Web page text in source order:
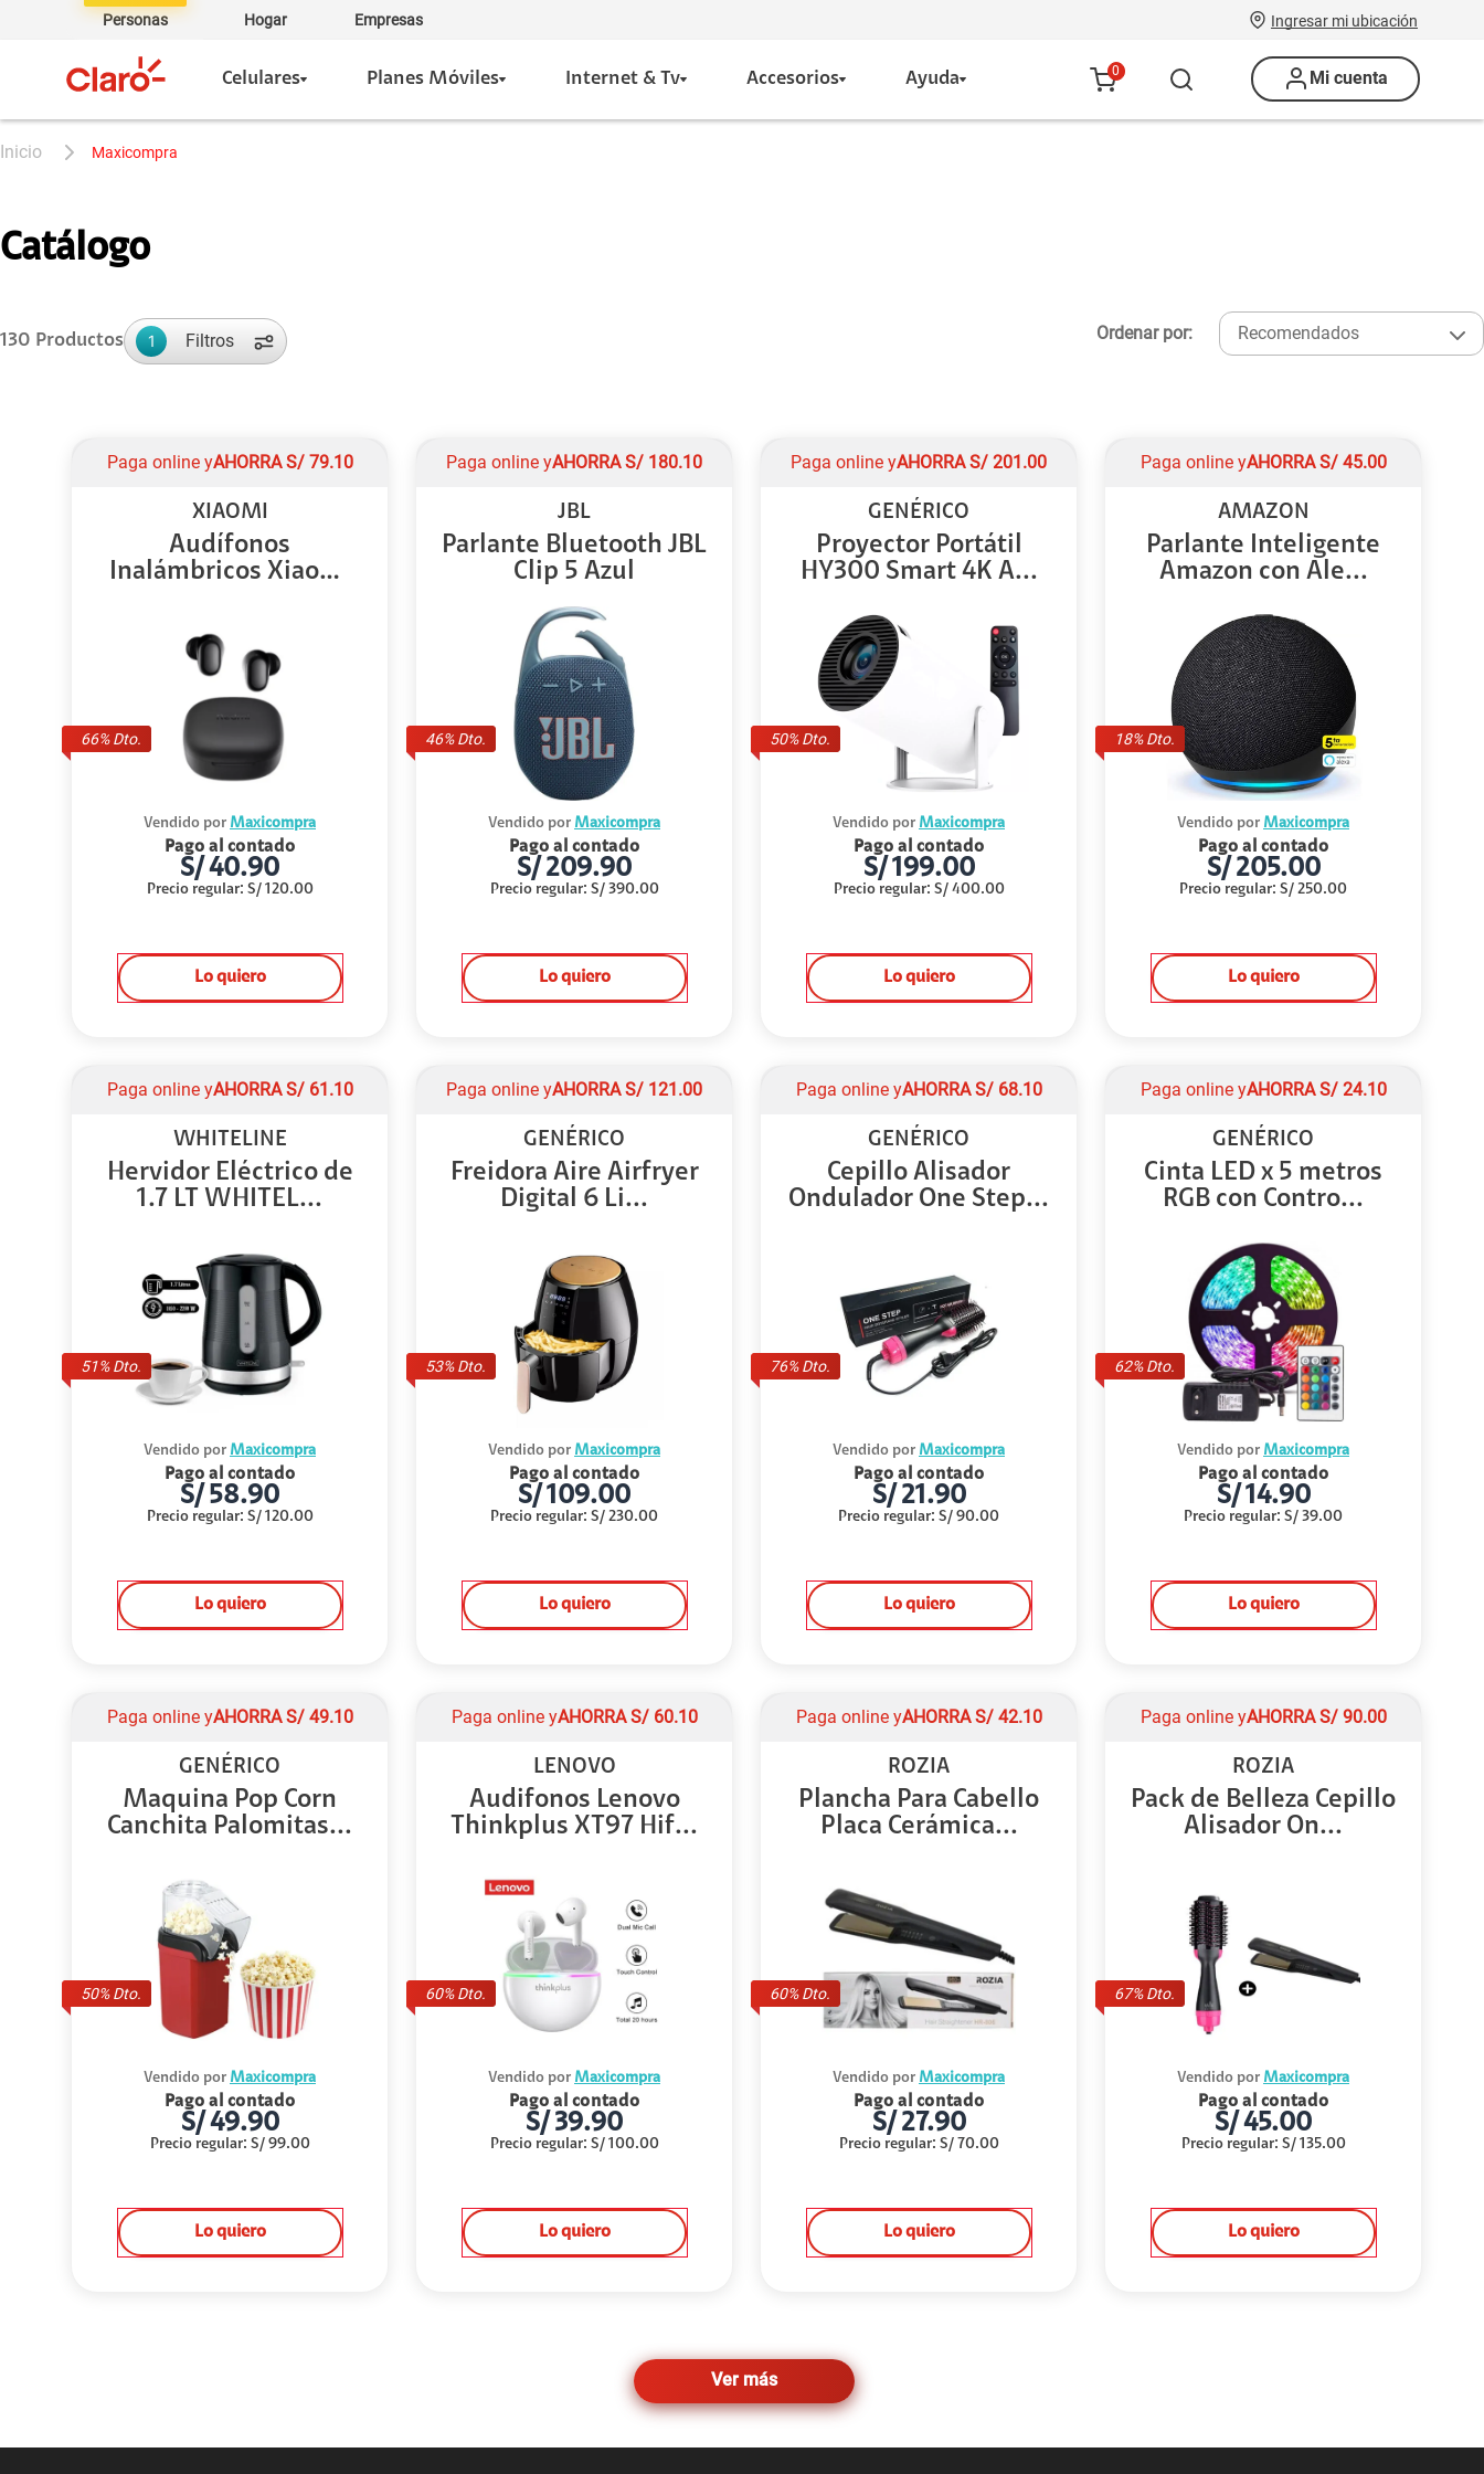
Personas Hogar Empresas Ingresar mi ubicación
Celulares Planes Móviles Internet & Tv Accesorios Ayuda 0 Mi cuenta
maxicompra
Catálogo
130 Productos 1 Filtros Ordenar por: Recomendados
66% Dto.
Paga online yAHORRA S/ 79.10
XIAOMI
Audífonos
Inalámbricos Xiaomi
Vendido por Maxicompra
Pago al contado
S/40.90
Precio regular: S/ 120.00
Lo quiero
46% Dto.
Paga online yAHORRA S/ 180.10
JBL
Parlante Bluetooth JBL
Clip 5 Azul
Vendido por Maxicompra
Pago al contado
S/ 209.90
Precio regular: S/ 390.00
Lo quiero
50% Dto.
Paga online yAHORRA S/ 201.00
GENÉRICO
Proyector Portátil
HY300 Smart 4K A...
Vendido por Maxicompra
Pago al contado
S/199.00
Precio regular: S/ 400.00
Lo quiero
18% Dto.
Paga online yAHORRA S/ 45.00
AMAZON
Parlante Inteligente
Amazon con Ale...
Vendido por Maxicompra
Pago al contado
S/ 205.00
Precio regular: S/ 250.00
Lo quiero
51% Dto.
Paga online yAHORRA S/ 61.10
WHITELINE
Hervidor Eléctrico de
1.7 LT WHITEL...
Vendido por Maxicompra
Pago al contado
S/ 58.90
Precio regular: S/ 120.00
Lo quiero
53% Dto.
Paga online yAHORRA S/ 121.00
GENÉRICO
Freidora Aire Airfryer
Digital 6 Li...
Vendido por Maxicompra
Pago al contado
S/109.00
Precio regular: S/ 230.00
Lo quiero
76% Dto.
Paga online yAHORRA S/ 68.10
GENÉRICO
Cepillo Alisador
Ondulador One Step...
Vendido por Maxicompra
Pago al contado
S/ 21.90
Precio regular: S/ 90.00
Lo quiero
62% Dto.
Paga online yAHORRA S/ 24.10
GENÉRICO
Cinta LED x 5 metros
RGB con Contro...
Vendido por Maxicompra
Pago al contado
S/14.90
Precio regular: S/ 39.00
Lo quiero
50% Dto.
Paga online yAHORRA S/ 49.10
GENÉRICO
Maquina Pop Corn
Canchita Palomitas...
Vendido por Maxicompra
Pago al contado
S/49.90
Precio regular: S/ 99.00
Lo quiero
60% Dto.
Paga online yAHORRA S/ 60.10
LENOVO
Audifonos Lenovo
Thinkplus XT97 Hif...
Vendido por Maxicompra
Pago al contado
S/ 39.90
Precio regular: S/ 100.00
Lo quiero
60% Dto.
Paga online yAHORRA S/ 42.10
ROZIA
Plancha Para Cabello
Placa Cerámica...
Vendido por Maxicompra
Pago al contado
S/ 27.90
Precio regular: S/ 70.00
Lo quiero
67% Dto.
Paga online yAHORRA S/ 90.00
ROZIA
Pack de Belleza Cepillo
Alisador On...
Vendido por Maxicompra
Pago al contado
S/45.00
Precio regular: S/ 135.00
Lo quiero
Ver más